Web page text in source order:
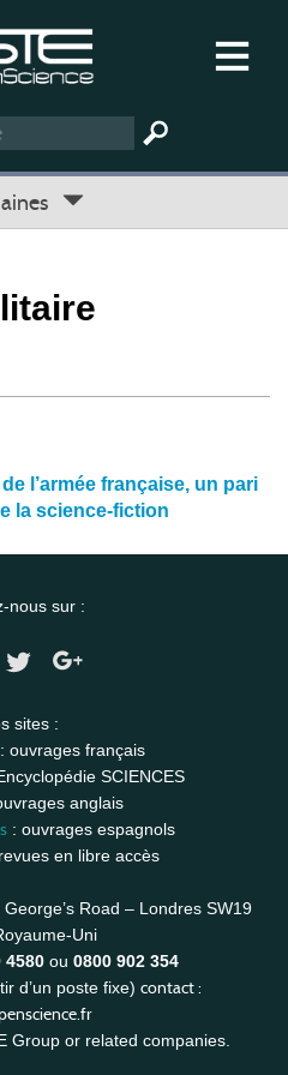
l’armée française, un pari
la science-fiction
nous sur :
sites :
ouvrages français
SCIENCES
anglais
: ouvrages espagnols
en libre accès
Road – Londres SW19
Uni
4580 ou 0800 902 354
d’un poste fixe) contact :
Group or related companies.